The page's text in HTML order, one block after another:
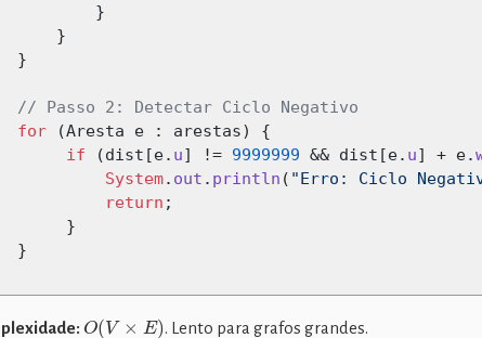
}
}
}
// Passo 2: Detectar Ciclo Negativo
for
(Aresta e : arestas)
{
if
(dist [e. u] != 9999999 && dist [e. u] + e.
System. out . println ( "Erro: Ciclo
return ;
}
}
O(V× E ) . Lento para grafos grandes.